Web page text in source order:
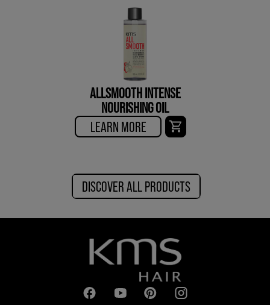
ALLSMOOTH INTENSE
NOURISHING OIL
LEARN MORE
DISCOVER ALL PRODUCTS